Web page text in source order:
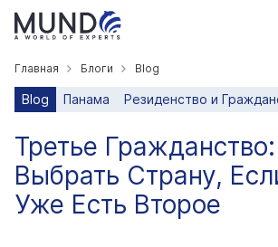
Главная Блоги Blog
Blog Панама Резиденство и
Третье
Выбрать Страну,
Уже Есть Второе